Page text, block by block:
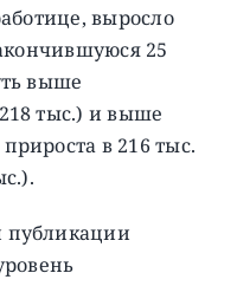
выросло
25
выше
тыс.) и выше
в 216 тыс.
публикации